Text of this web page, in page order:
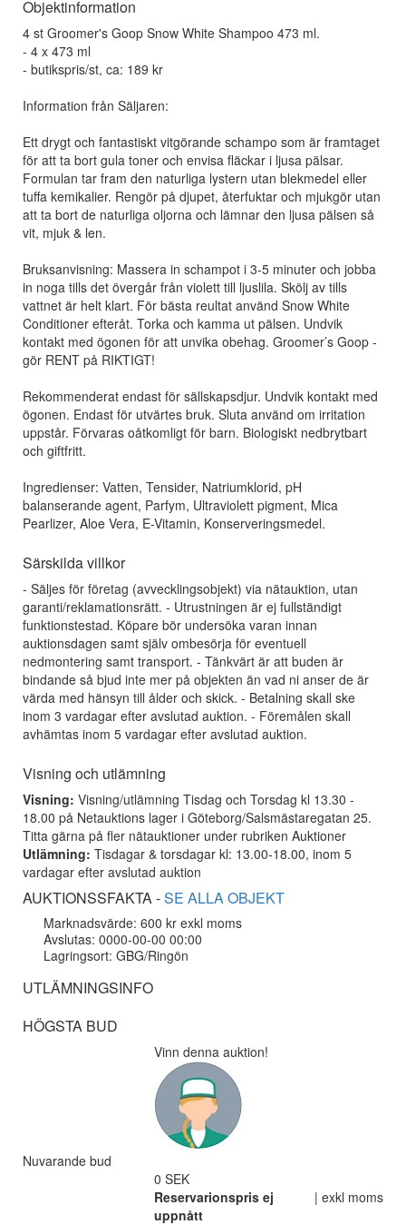
Objektinformation
4 st Groomer's Goop Snow White Shampoo 473 ml.
- 4 x 473 ml
- butikspris/st, ca: 189 kr
Information från Säljaren:
Ett drygt och fantastiskt vitgörande schampo som är framtaget
för att ta bort gula toner och envisa fläckar i ljusa pälsar.
Formulan tar fram den naturliga lystern utan blekmedel eller
tuffa kemikalier. Rengör på djupet, återfuktar och mjukgör utan
att ta bort de naturliga oljorna och lämnar den ljusa pälsen så
vit, mjuk & len.
Bruksanvisning: Massera in schampot i 3-5 minuter och jobba
in noga tills det övergår från violett till ljuslila. Skölj av tills
vattnet är helt klart. För bästa reultat använd Snow White
Conditioner efteråt. Torka och kamma ut pälsen. Undvik
kontakt med ögonen för att unvika obehag. Groomer’s Goop -
gör RENT på RIKTIGT!
Rekommenderat endast för sällskapsdjur. Undvik kontakt med
ögonen. Endast för utvärtes bruk. Sluta använd om irritation
uppstår. Förvaras oåtkomligt för barn. Biologiskt nedbrytbart
och giftfritt.
Ingredienser: Vatten, Tensider, Natriumklorid, pH
balanserande agent, Parfym, Ultraviolett pigment, Mica
Pearlizer, Aloe Vera, E-Vitamin, Konserveringsmedel.
Särskilda villkor
- Säljes för företag (avvecklingsobjekt) via nätauktion, utan
garanti/reklamationsrätt. - Utrustningen är ej fullständigt
funktionstestad. Köpare bör undersöka varan innan
auktionsdagen samt själv ombesörja för eventuell
nedmontering samt transport. - Tänkvärt är att buden är
bindande så bjud inte mer på objekten än vad ni anser de är
värda med hänsyn till ålder och skick. - Betalning skall ske
inom 3 vardagar efter avslutad auktion. - Föremålen skall
avhämtas inom 5 vardagar efter avslutad auktion.
Visning och utlämning
Visning: Visning/utlämning Tisdag och Torsdag kl 13.30 -
18.00 på Netauktions lager i Göteborg/Salsmästaregatan 25.
Titta gärna på fler nätauktioner under rubriken Auktioner
Utlämning: Tisdagar & torsdagar kl: 13.00-18.00, inom 5
vardagar efter avslutad auktion
AUKTIONSSFAKTA -SE ALLA OBJEKT
Marknadsvärde: 600 kr exkl moms
Avslutas: 0000-00-00 00:00
Lagringsort: GBG/Ringön
UTLÄMNINGSINFO
HÖGSTA BUD
Vinn denna auktion!
Nuvarande bud
0 SEK
| exkl moms
Reservarionspris ej
uppnått